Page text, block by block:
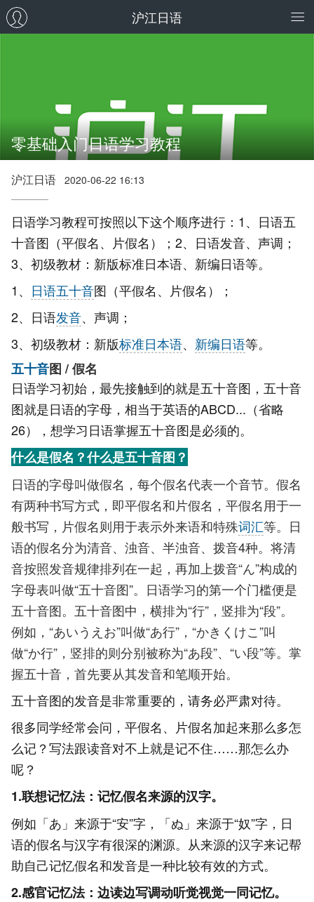
沪江日语
零基础入门日语学习教程
沪江日语 2020-06-22 16:13
日语学习教程可按照以下这个顺序进行：1、日语五
十音图（平假名、片假名）；2、日语发音、声调；
3、初级教材：新版标准日本语、新编日语等。
1、 日语五十音图（平假名、片假名）；
2、日语发音、声调；
3、初级教材：新版标准日本语、 新编日语等。
五十音图 / 假名
日语学习初始，最先接触到的就是五十音图，五十音
图就是日语的字母，相当于英语的ABCD...（省略
26），想学习日语掌握五十音图是必须的。
什么是假名？什么是五十音图？
日语的字母叫做假名，每个假名代表一个音节。假名
有两种书写方式，即平假名和片假名，平假名用于一
般书写，片假名则用于表示外来语和特殊词汇等。日
语的假名分为清音、浊音、半浊音、拨音4种。将清
音按照发音规律排列在一起，再加上拨音“ん”构成的
字母表叫做“五十音图”。日语学习的第一个门槛便是
五十音图。五十音图中，横排为“行”，竖排为“段”。
例如，“あいうえお”叫做“あ行”，“かきくけこ”叫
做“か行”，竖排的则分别被称为“あ段”、“い段”等。掌
握五十音，首先要从其发音和笔顺开始。
五十音图的发音是非常重要的，请务必严肃对待。
很多同学经常会问，平假名、片假名加起来那么多怎
么记？写法跟读音对不上就是记不住……那怎么办
呢？
1.联想记忆法：记忆假名来源的汉字。
例如「あ」来源于“安”字，「ぬ」来源于“奴”字，日
语的假名与汉字有很深的渊源。从来源的汉字来记帮
助自己记忆假名和发音是一种比较有效的方式。
2.感官记忆法：边读边写调动听觉视觉一同记忆。